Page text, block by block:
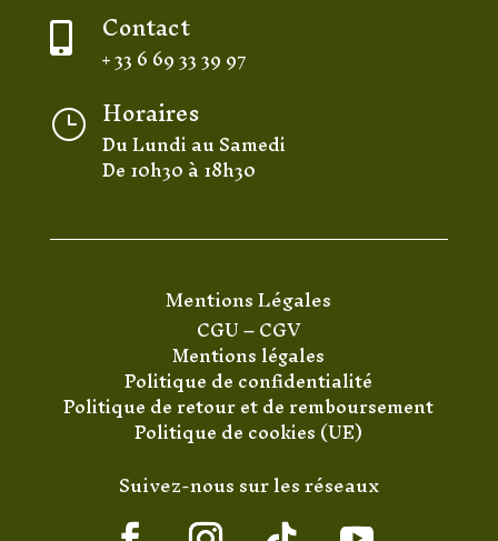
 Contact
+ 33 6 69 33 39 97
} Horaires
Du Lundi au Samedi
De 10h30 à 18h30
Mentions Légales
CGU–CGV
Mentions légales
Politique de confidentialité
Politique de retour et de remboursement
Politique de cookies (UE)
Suivez-nous sur les réseaux